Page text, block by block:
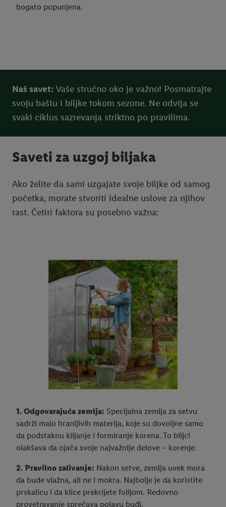
bogato popunjena.
Naš savet: Vaše stručno oko je važno! Posmatrajte
svoju baštu i biljke tokom sezone. Ne odvija se
svaki ciklus sazrevanja striktno po pravilima.
Saveti za uzgoj biljaka
Ako želite da sami uzgajate svoje biljke od samog
početka, morate stvoriti idealne uslove za njihov
rast. Četiri faktora su posebno važna:
1. Odgovarajuća zemlja: Specijalna zemlja za setvu
sadrži malo hranljivih materija, koje su dovoljne samo
da podstaknu klijanje i formiranje korena. To biljci
olakšava da ojača svoje najvažnije delove – korenje.
2. Pravilno zalivanje: Nakon setve, zemlja uvek mora
da bude vlažna, ali ne i mokra. Najbolje je da koristite
prskalicu i da klice prekrijete folijom. Redovno
provetravanje sprečava pojavu buđi.